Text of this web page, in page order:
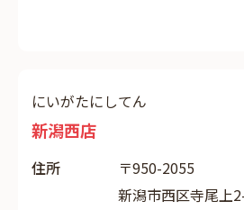
にいがたにしてん
新潟西店
住所
〒950-2055
新潟市西区寺尾上